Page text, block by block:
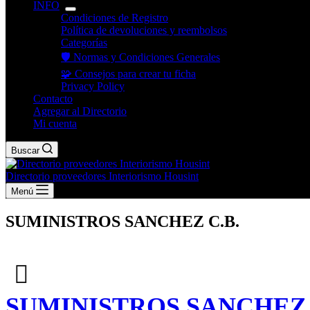
INFO
Condiciones de Registro
Política de devoluciones y reembolsos
Categorías
🛡️ Normas y Condiciones Generales
🧩 Consejos para crear tu ficha
Privacy Policy
Contacto
Agregar al Directorio
Mi cuenta
Buscar
Directorio proveedores Interiorismo Housint
Menú
SUMINISTROS SANCHEZ C.B.